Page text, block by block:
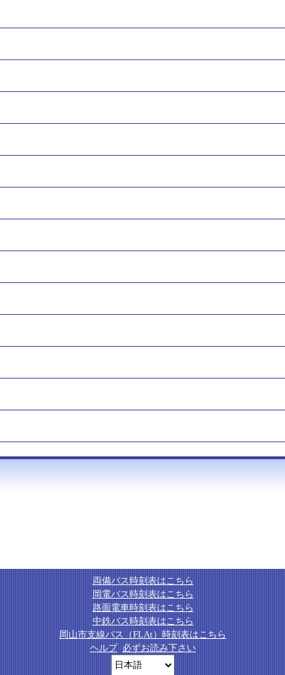
両備バス時刻表はこちら
岡電バス時刻表はこちら
路面電車時刻表はこちら
中鉄バス時刻表はこちら
岡山市支線バス（FLAt）時刻表はこちら
ヘルプ 必ずお読み下さい